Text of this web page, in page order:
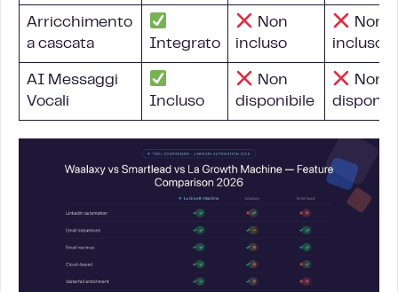
Arricchimento
a cascata
Integrato
Non
incluso
Non
incluso
AI Messaggi
Vocali
Incluso
Non
disponibile
Non